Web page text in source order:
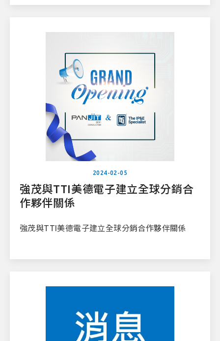
2024-02-05
強茂與TTI美德電子建立全球分銷合
作夥伴關係
強茂與TTI美德電子建立全球分銷合作夥伴關係